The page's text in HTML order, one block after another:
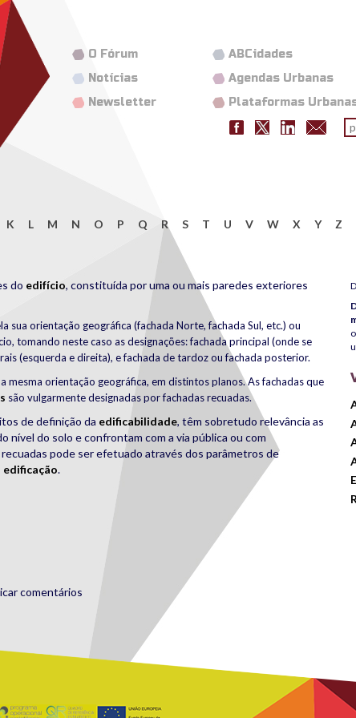
ABCidades
Agendas Urbanas
Plataformas
O Fórum
Notícias
Newsletter
K L M N O P Q R S T U V W X Y Z
do edifício, constituída por uma ou mais paredes exteriores
sua orientação geográfica (fachada Norte, fachada Sul, etc.) ou
tomando neste caso as designações: fachada principal (onde se
(esquerda e direita), e fachada de tardoz ou fachada posterior.
mesma orientação geográfica, em distintos planos. As fachadas que
são vulgarmente designadas por fachadas recuadas.
de definição da edificabilidade, têm sobretudo relevância as
nível do solo e confrontam com a via pública ou com
pode ser efetuado através dos parâmetros de
.
comentários